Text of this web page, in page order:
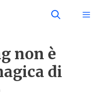
non è
di